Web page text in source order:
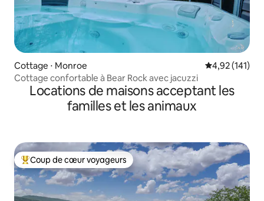
Cottage ⋅ Monroe Évaluation
4,92 (141)
Cottage confortable à Bear Rock avec jacuzzi
Locations de maisons acceptant les
familles et les animaux
Coups de cœur voyageurs les plus appréciés
Coup de cœur voyageurs